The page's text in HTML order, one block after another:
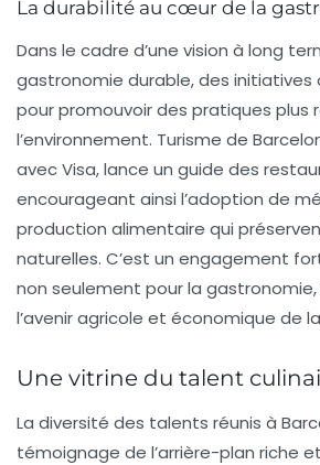
La durabilité au cœur de la
Dans le cadre d’une vision à long
gastronomie durable, des
pour promouvoir des pratiques plus
l’environnement. Turisme de
avec Visa, lance un guide des
encourageant ainsi l’adoption de
production alimentaire qui
naturelles. C’est un engagement
non seulement pour la
l’avenir agricole et économique de
Une vitrine du talent
La diversité des talents réunis à
témoignage de l’arrière-plan riche